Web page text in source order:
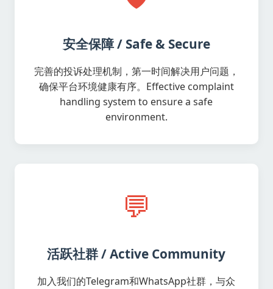
安全保障 / Safe & Secure
完善的投诉处理机制，第一时间解决用户问题，
确保平台环境健康有序。Effective complaint
handling system to ensure a safe
environment.
💬
活跃社群 / Active Community
加入我们的Telegram和WhatsApp社群，与众